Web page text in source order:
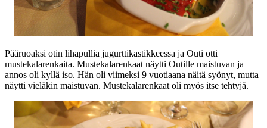
Pääruoaksi otin lihapullia jugurttikastikkeessa ja Outi otti
mustekalarenkaita. Mustekalarenkaat näytti Outille maistuvan ja
annos oli kyllä iso. Hän oli viimeksi 9 vuotiaana näitä syönyt, mutta
näytti vieläkin maistuvan. Mustekalarenkaat oli myös itse tehtyjä.